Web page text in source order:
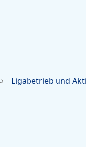
Ligabetrieb und